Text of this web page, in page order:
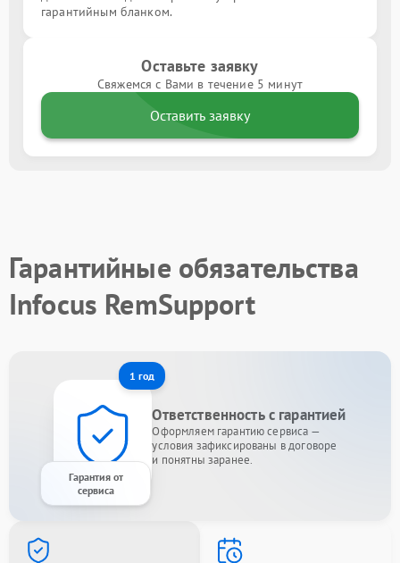
гарантийным бланком.
Оставьте заявку
Свяжемся с Вами в течение 5 минут
Оставить заявку
Гарантийные обязательства
Infocus RemSupport
1 год
Гарантия от
сервиса
Ответственность с гарантией
Оформляем гарантию сервиса —
условия зафиксированы в договоре
и понятны заранее.